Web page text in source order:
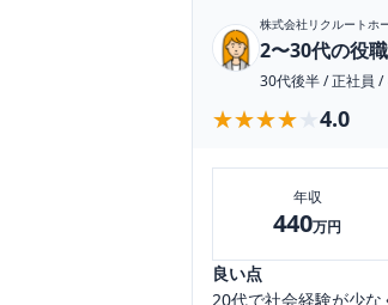
株式会社リクルートホ
2〜30代の役
30代後半/正社員 /
★★★★★
★★★★★ 4.0
年収
440万円
良い点
20代で社会経験が少